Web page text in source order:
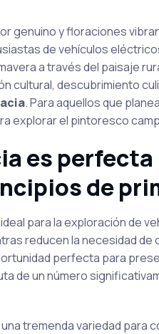
genuino y floraciones
de vehículos
a través del paisaje
cultural, descubrimiento
. Para aquellos que
explorar el pintoresco
es
de
para la exploración de
reducen la necesidad
perfecta para
de un número
tremenda variedad para